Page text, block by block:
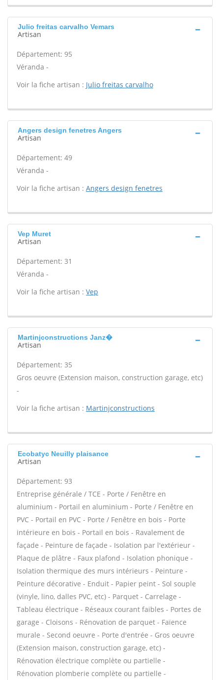
Julio freitas carvalho Vemars
Artisan
Département: 95
Véranda -
Voir la fiche artisan : Julio freitas carvalho
Angers design fenetres Angers
Artisan
Département: 49
Véranda -
Voir la fiche artisan : Angers design fenetres
Vep Muret
Artisan
Département: 31
Véranda -
Voir la fiche artisan : Vep
Martinjconstructions Janz�
Artisan
Département: 35
Gros oeuvre (Extension maison, construction garage, etc)
-
Voir la fiche artisan : Martinjconstructions
Ecobatyc Neuilly plaisance
Artisan
Département: 93
Entreprise générale / TCE - Porte / Fenêtre en
aluminium - Portail en aluminium - Porte / Fenêtre en
PVC - Portail en PVC - Porte / Fenêtre en bois - Porte
intérieure en bois - Portail en bois - Ravalement de
façade - Peinture de façade - Isolation par l'extérieur -
Plaque de plâtre - Faux plafond - Isolation phonique -
Isolation thermique des murs intérieurs - Peinture -
Peinture décorative - Enduit - Papier peint - Sol souple
(vinyle, lino, dalles PVC, etc) - Parquet - Carrelage -
Tableau électrique - Réseaux courant faibles - Portes de
garage - Cloisons - Rénovation de parquet - Faïence
murale - Second oeuvre - Porte d'entrée - Gros oeuvre
(Extension maison, construction garage, etc) -
Rénovation électrique complète ou partielle -
Rénovation plomberie complète ou partielle -